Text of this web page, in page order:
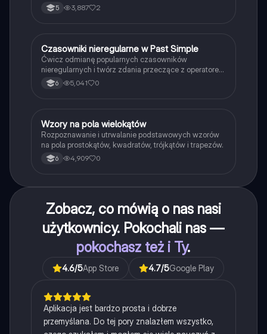
5 3,887 2
CJęzyk angielski
Czasowniki nieregularne w Past Simple
Ćwicz odmianę popularnych czasowników
nieregularnych i twórz zdania przeczące z operatorem
didn't w czasie Past Simple.
6 5,041 0
WMatematyka
Wzory na pola wielokątów
Rozpoznawanie i utrwalanie podstawowych wzorów
na pola prostokątów, kwadratów, trójkątów i trapezów.
6 4,909 0
Zobacz, co mówią o nas nasi
użytkownicy. Pokochali nas —
pokochasz też i Ty.
4.6/5App Store 4.7/5Google Play
Aplikacja jest bardzo prosta i dobrze
przemyślana. Do tej pory znalazłem wszystko,